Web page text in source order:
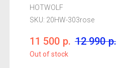
HOTWOLF
SKU: 20HW-303rose
11 500 р. 12 990 р.
Out of stock